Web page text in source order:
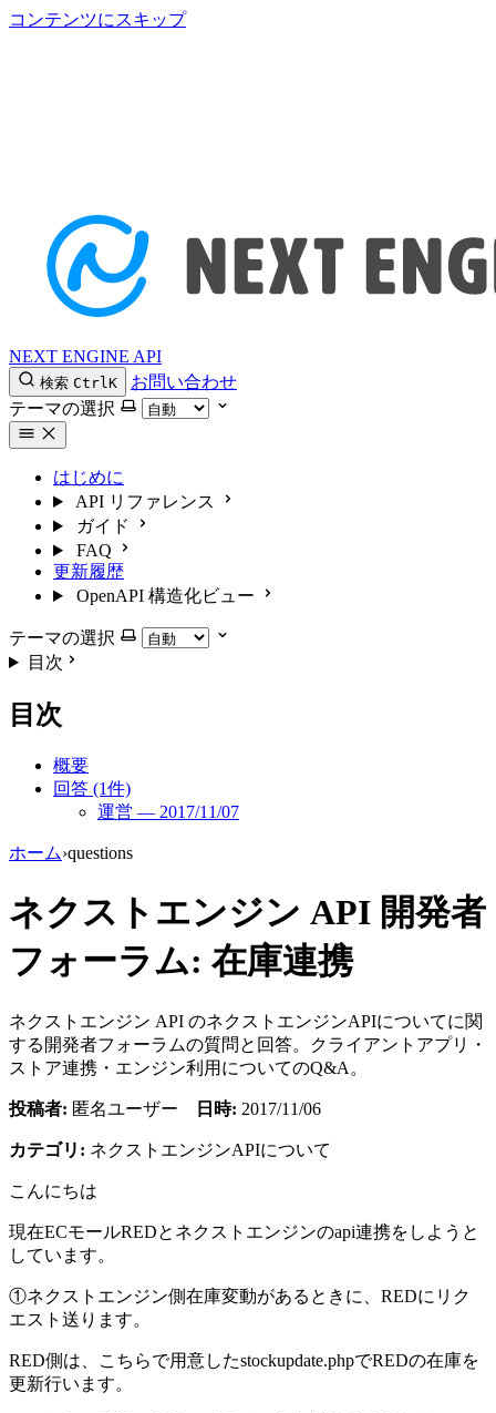
コンテンツにスキップ
NEXT ENGINE API
検索 CtrlK
お問い合わせ
テーマの選択
はじめに
API リファレンス
ガイド
FAQ
更新履歴
OpenAPI 構造化ビュー
テーマの選択
目次
目次
概要
回答 (1件)
運営 — 2017/11/07
ホーム›questions
ネクストエンジン API 開発者
フォーラム: 在庫連携
ネクストエンジン API のネクストエンジンAPIについてに関
する開発者フォーラムの質問と回答。クライアントアプリ・
ストア連携・エンジン利用についてのQ&A。
投稿者: 匿名ユーザー 日時: 2017/11/06
カテゴリ: ネクストエンジンAPIについて
こんにちは
現在ECモールREDとネクストエンジンのapi連携をしようと
しています。
①ネクストエンジン側在庫変動があるときに、REDにリク
エスト送ります。
RED側は、こちらで用意したstockupdate.phpでREDの在庫を
更新行います。